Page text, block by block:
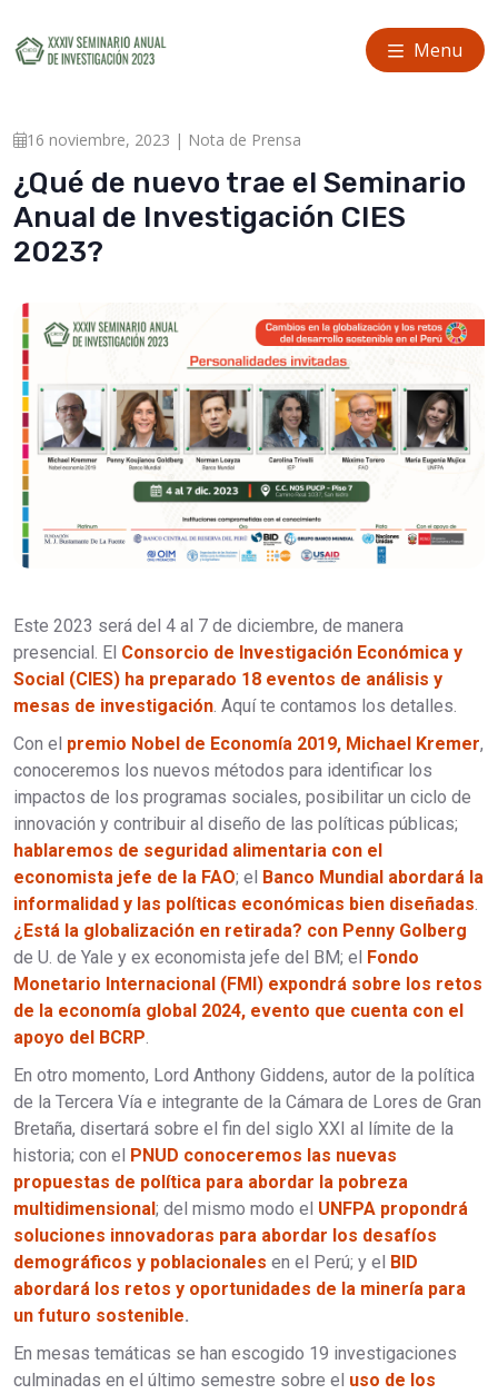
Menu
16 noviembre, 2023 | Nota de Prensa
¿Qué de nuevo trae el Seminario
Anual de Investigación CIES
2023?
Este 2023 será del 4 al 7 de diciembre, de manera
presencial. El Consorcio de Investigación Económica y
Social (CIES) ha preparado 18 eventos de análisis y
mesas de investigación. Aquí te contamos los detalles.
Con el premio Nobel de Economía 2019, Michael Kremer,
conoceremos los nuevos métodos para identificar los
impactos de los programas sociales, posibilitar un ciclo de
innovación y contribuir al diseño de las políticas públicas;
hablaremos de seguridad alimentaria con el
economista jefe de la FAO; el Banco Mundial abordará la
informalidad y las políticas económicas bien diseñadas.
¿Está la globalización en retirada? con Penny Golberg
de U. de Yale y ex economista jefe del BM; el Fondo
Monetario Internacional (FMI) expondrá sobre los retos
de la economía global 2024, evento que cuenta con el
apoyo del BCRP.
En otro momento, Lord Anthony Giddens, autor de la política
de la Tercera Vía e integrante de la Cámara de Lores de Gran
Bretaña, disertará sobre el fin del siglo XXI al límite de la
historia; con el PNUD conoceremos las nuevas
propuestas de política para abordar la pobreza
multidimensional; del mismo modo el UNFPA propondrá
soluciones innovadoras para abordar los desafíos
demográficos y poblacionales en el Perú; y el BID
abordará los retos y oportunidades de la minería para
un futuro sostenible.
En mesas temáticas se han escogido 19 investigaciones
culminadas en el último semestre sobre el uso de los